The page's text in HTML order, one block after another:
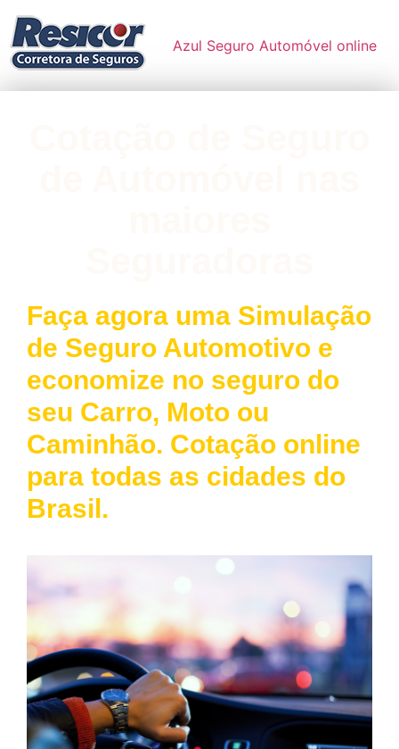
Azul Seguro Automóvel online
Faça agora uma Simulação
de Seguro Automotivo e
economize no seguro do
seu Carro, Moto ou
Caminhão. Cotação online
para todas as cidades do
Brasil.